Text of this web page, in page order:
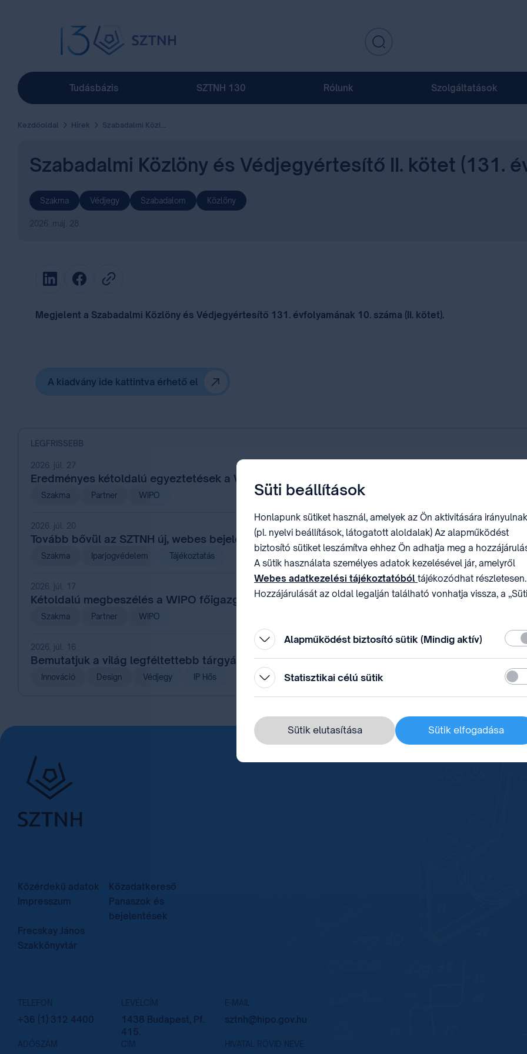
Tudásbázis SZTNH 130 Rólunk Szolgáltatások
Kezdőoldal Hírek Szabadalmi Közlöny és Védjegyértesítő II. kötet (131. évfolyam 10. szám)
Szabadalmi Közlöny és Védjegyértesítő II. kötet (131.
Szakma Védjegy Szabadalom Közlöny
2026. máj. 28.
Megjelent a Szabadalmi Közlöny és Védjegyértesítő 131. évfolyamának 10. száma (II. kötet).
A kiadvány ide kattintva érhető el
LEGFRISSEBB
2026. júl. 27.
Eredményes kétoldalú egyeztetések a WIPO 68. közgyűléssorozata margójan Genfben
Szakma Partner WIPO
2026. júl. 20.
Tovább bővül az SZTNH új, webes bejelentési rendszere
Szakma Iparjogvédelem Tájékoztatás
2026. júl. 17.
Kétoldalú megbeszélés a WIPO főigazgatójával
Szakma Partner WIPO
2026. júl. 16.
Bemutatjuk a világ legféltettebb tárgyát – a VB-trófea története
Innováció Design Védjegy IP Hős
Közérdekű adatok
Közadatkereső
Impresszum
Panaszok és
bejelentések
Frecskay János
Szakkönyvtár
TELEFON
+36 (1) 312 4400
LEVÉLCÍM
1438 Budapest, Pf.
415.
E-MAIL
sztnh@hipo.gov.hu
ADÓSZÁM CÍM HIVATAL RÖVID NEVE
Süti beállítások
Honlapunk sütiket használ, amelyek az Ön aktivitására
(pl. nyelvi beállítások, látogatott aloldalak) Az alapműködést
biztosító sütiket leszámítva ehhez Ön adhatja meg a
A sütik használata személyes adatok kezelésével jár, amelyről
Webes adatkezelési tájékoztatóból tájékozódhat részletesen.
Hozzájárulását az oldal legalján található vonhatja vissza, a „Süti
Alapműködést biztosító sütik (Mindig aktív)
Statisztikai célú sütik
Sütik elutasítása Sütik elfogadása